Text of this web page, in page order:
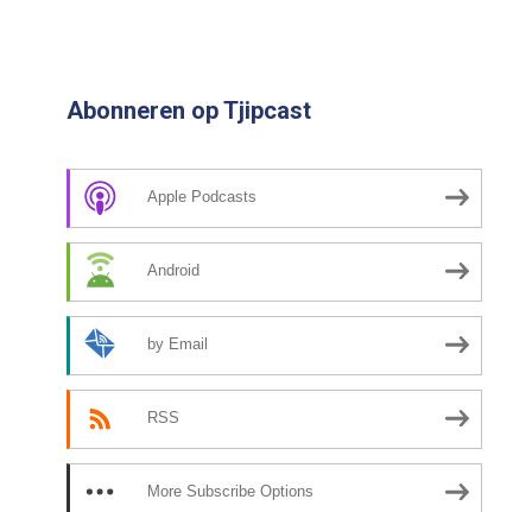
Abonneren op Tjipcast
Apple Podcasts
Android
by Email
RSS
More Subscribe Options